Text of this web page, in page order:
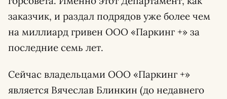
заказчик, и раздал подрядов уже более чем
на миллиард гривен ООО «Паркинг +» за
последние семь лет.
Сейчас владельцами ООО «Паркинг +»
является Вячеслав Блинкин (до недавнего